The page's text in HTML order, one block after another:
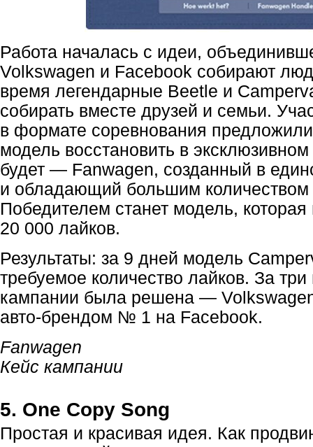
Работа началась с идеи,
Volkswagen и Facebook собирают
время легендарные Beetle и
собирать вместе друзей и семьи.
в формате соревнования
модель восстановить в
будет — Fanwagen, созданный в
и обладающий большим
Победителем станет модель, которая
20 000 лайков.
Результаты: за 9 дней модель
требуемое количество лайков. За
кампании была решена —
авто-брендом № 1 на Facebook.
Fanwagen
Кейс кампании
5. One Copy Song
Простая и красивая идея. Как